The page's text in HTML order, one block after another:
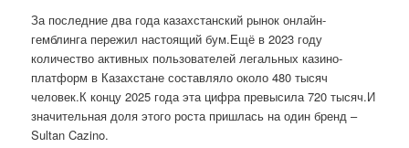
За последние два года казахстанский рынок онлайн-
гемблинга пережил настоящий бум.Ещё в 2023 году
количество активных пользователей легальных казино-
платформ в Казахстане составляло около 480 тысяч
человек.К концу 2025 года эта цифра превысила 720 тысяч.И
значительная доля этого роста пришлась на один бренд –
Sultan Cazino.